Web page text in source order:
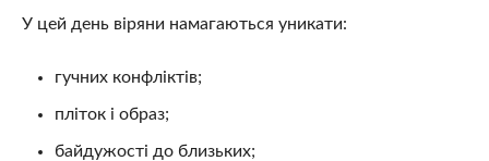
У цей день віряни намагаються уникати:
гучних конфліктів;
пліток і образ;
байдужості до близьких;